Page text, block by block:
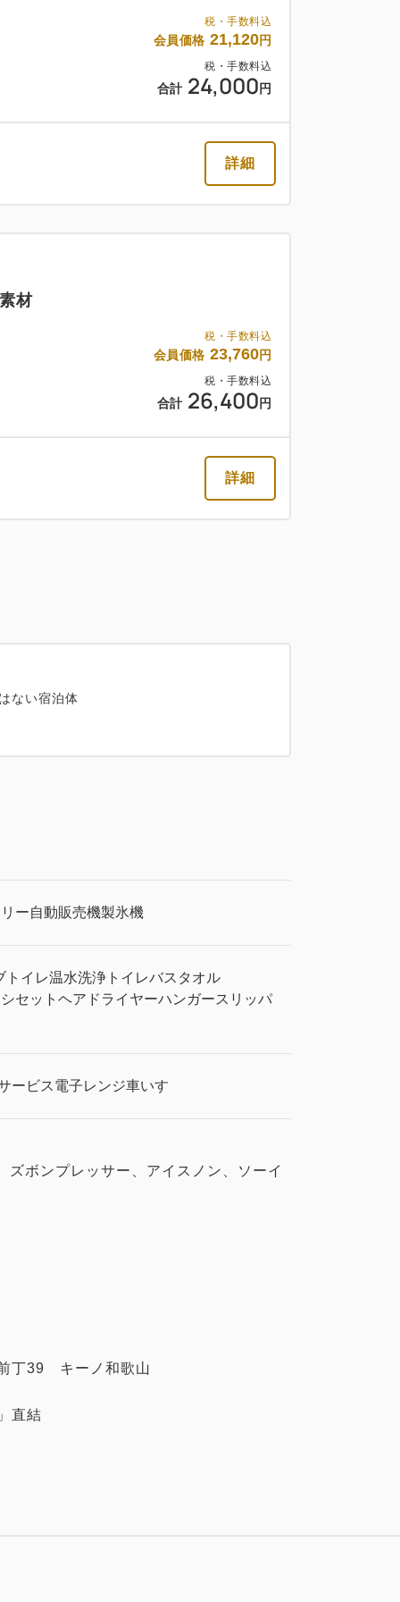
税・手数料込
会員価格 21,120円
税・手数料込
合計 24,000 円
詳細
税・手数料込
会員価格 23,760円
税・手数料込
合計 26,400 円
材
詳細
ない宿泊体
ー自動販売機製氷機
トイレ温水洗浄トイレバスタオル
セット ヘアドライヤーハンガースリッパ
ービス電子レンジ車いす
ボンプレッサー、アイスノン、ソーイ
丁39 キーノ和歌山
直結